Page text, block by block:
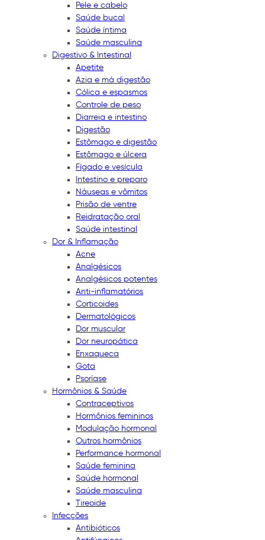
Pele e cabelo
Saúde bucal
Saúde íntima
Saúde masculina
Digestivo & Intestinal
Apetite
Azia e má digestão
Cólica e espasmos
Controle de peso
Diarreia e intestino
Digestão
Estômago e digestão
Estômago e úlcera
Fígado e vesícula
Intestino e preparo
Náuseas e vômitos
Prisão de ventre
Reidratação oral
Saúde intestinal
Dor & Inflamação
Acne
Analgésicos
Analgésicos potentes
Anti-inflamatórios
Corticoides
Dermatológicos
Dor muscular
Dor neuropática
Enxaqueca
Gota
Psoríase
Hormônios & Saúde
Contraceptivos
Hormônios femininos
Modulação hormonal
Outros hormônios
Performance hormonal
Saúde feminina
Saúde hormonal
Saúde masculina
Tireoide
Infecções
Antibióticos